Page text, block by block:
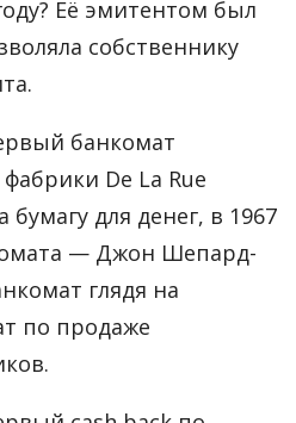
Её эмитентом был
собственнику
банкомат
De La Rue
для денег, в 1967
— Джон Шепард-
глядя на
по продаже